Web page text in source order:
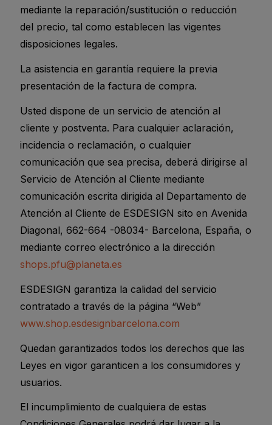
mediante la reparación/sustitución o reducción
del precio, tal como establecen las vigentes
disposiciones legales.
La asistencia en garantía requiere la previa
presentación de la factura de compra.
Usted dispone de un servicio de atención al
cliente y postventa. Para cualquier aclaración,
incidencia o reclamación, o cualquier
comunicación que sea precisa, deberá dirigirse al
Servicio de Atención al Cliente mediante
comunicación escrita dirigida al Departamento de
Atención al Cliente de ESDESIGN sito en Avenida
Diagonal, 662-664 -08034- Barcelona, España, o
mediante correo electrónico a la dirección
shops.pfu@planeta.es
ESDESIGN garantiza la calidad del servicio
contratado a través de la página “Web”
www.shop.esdesignbarcelona.com
Quedan garantizados todos los derechos que las
Leyes en vigor garanticen a los consumidores y
usuarios.
El incumplimiento de cualquiera de estas